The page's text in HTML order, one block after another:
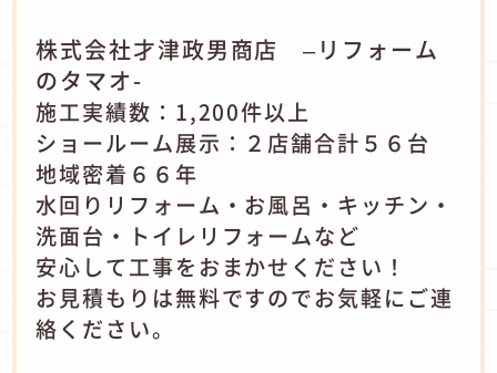
株式会社才津政男商店 –リフォーム
のタマオ-
施工実績数：1,200件以上
ショールーム展示：２店舗合計５６台
地域密着６６年
水回りリフォーム・お風呂・キッチン・
洗面台・トイレリフォームなど
安心して工事をおまかせください！
お見積もりは無料ですのでお気軽にご連
絡ください。